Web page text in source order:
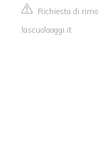
Richiesta di
lascuolaoggi.it